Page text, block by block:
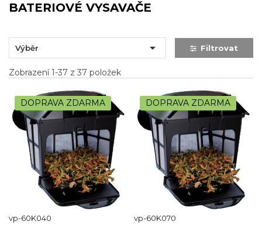
BATERIOVÉ VYSAVAČE
Výběr  Filtrovat
Zobrazení 1-37 z 37 položek
DOPRAVA ZDARMA
vp-60K040
DOPRAVA ZDARMA
vp-60K070